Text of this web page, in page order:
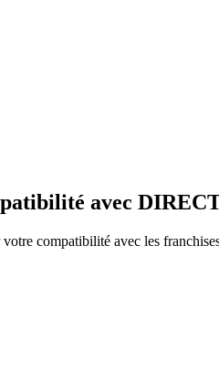
avec
compatibilité avec les